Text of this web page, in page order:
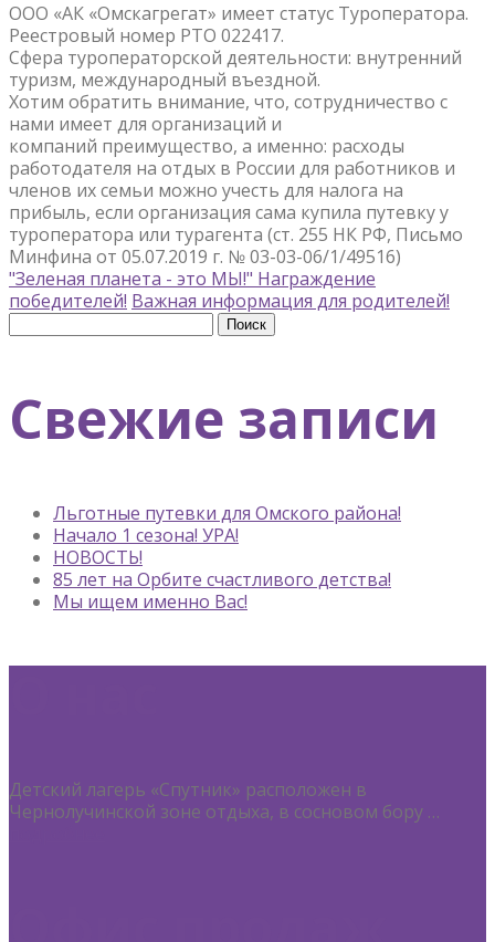
ООО «АК «Омскагрегат» имеет статус Туроператора.
Реестровый номер РТО 022417.
Сфера туроператорской деятельности: внутренний
туризм, международный въездной.
Хотим обратить внимание, что, сотрудничество с
нами имеет для организаций и
компаний преимущество, а именно: расходы
работодателя на отдых в России для работников и
членов их семьи можно учесть для налога на
прибыль, если организация сама купила путевку у
туроператора или турагента (ст. 255 НК РФ, Письмо
Минфина от 05.07.2019 г. № 03-03-06/1/49516)
"Зеленая планета - это МЫ!" Награждение
победителей! Важная информация для родителей!
Найти:
Свежие записи
Льготные путевки для Омского района!
Начало 1 сезона! УРА!
НОВОСТЬ!
85 лет на Орбите счастливого детства!
Мы ищем именно Вас!
Детский лагерь «Спутник» расположен в
Чернолучинской зоне отдыха, в сосновом бору …